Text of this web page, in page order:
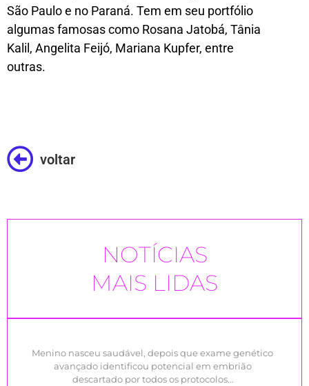
São Paulo e no Paraná. Tem em seu portfólio
algumas famosas como Rosana Jatobá, Tânia
Kalil, Angelita Feijó, Mariana Kupfer, entre
outras.
voltar
NOTÍCIAS
MAIS LIDAS
Menino nasceu saudável, depois que exame genético
avançado identificou potencial em embrião
descartado por todos os protocolos…